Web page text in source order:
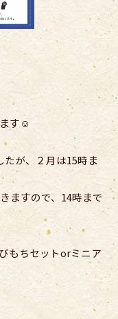
す☺︎
が、２月は15時ま
ますので、14時まで
もちセットorミニア